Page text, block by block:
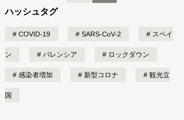
ハッシュタグ
COVID-19 SARS-CoV-2 スペイ
ン バレンシア ロックダウン
感染者増加 新型コロナ 観光立
国